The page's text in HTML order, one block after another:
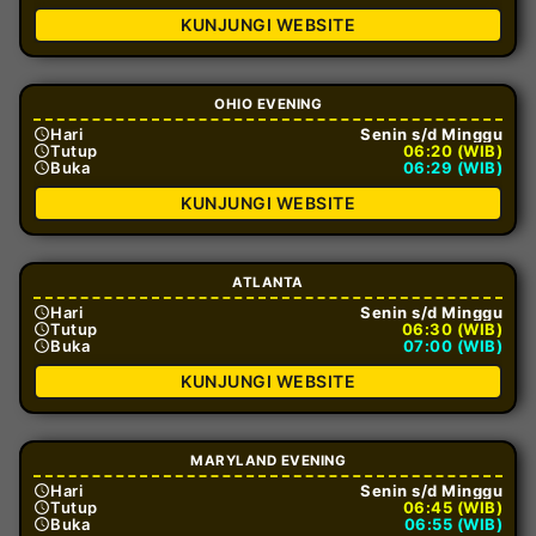
KUNJUNGI WEBSITE
OHIO EVENING
Hari
Senin s/d Minggu
Tutup
06:20 (WIB)
Buka
06:29 (WIB)
KUNJUNGI WEBSITE
ATLANTA
Hari
Senin s/d Minggu
Tutup
06:30 (WIB)
Buka
07:00 (WIB)
KUNJUNGI WEBSITE
MARYLAND EVENING
Hari
Senin s/d Minggu
Tutup
06:45 (WIB)
Buka
06:55 (WIB)